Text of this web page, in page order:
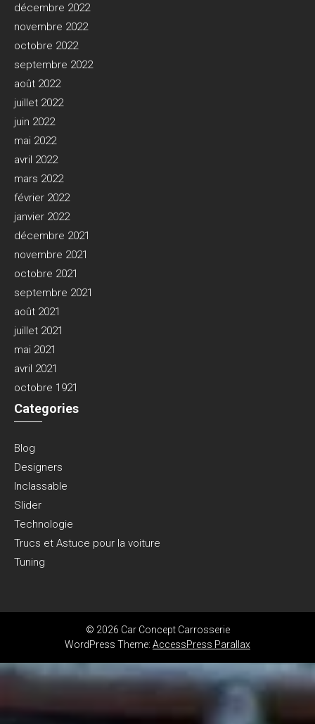
décembre 2022
novembre 2022
octobre 2022
septembre 2022
août 2022
juillet 2022
juin 2022
mai 2022
avril 2022
mars 2022
février 2022
janvier 2022
décembre 2021
novembre 2021
octobre 2021
septembre 2021
août 2021
juillet 2021
mai 2021
avril 2021
octobre 1921
Categories
Blog
Designers
Inclassable
Slider
Technologie
Trucs et Astuce pour la voiture
Tuning
© 2026 Car Concept Carrosserie
WordPress Theme: AccessPress Parallax